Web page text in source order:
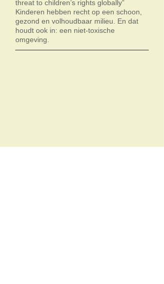
threat to children’s rights globally”
Kinderen hebben recht op een schoon,
gezond en volhoudbaar milieu. En dat
houdt ook in: een niet-toxische
omgeving.